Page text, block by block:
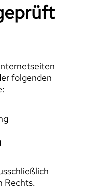
folgenden
Rechts.